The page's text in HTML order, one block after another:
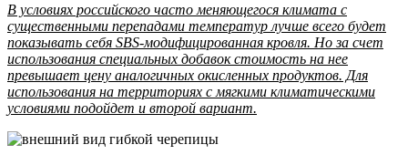
В условиях российского часто меняющегося климата с
существенными перепадами температур лучше всего будет
показывать себя SBS-модифицированная кровля. Но за счет
использования специальных добавок стоимость на нее
превышает цену аналогичных окисленных продуктов. Для
использования на территориях с мягкими климатическими
условиями подойдет и второй вариант.